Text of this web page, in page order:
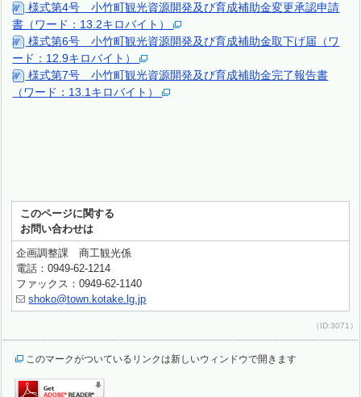
様式第4号 小竹町観光資源開発及び育成補助金変更承認申請
書（ワード：13.2キロバイト）
様式第6号 小竹町観光資源開発及び育成補助金取下げ届（ワ
ード：12.9キロバイト）
様式第7号 小竹町観光資源開発及び育成補助金完了報告書
（ワード：13.1キロバイト）
このページに関する
お問い合わせは
企画調整課 商工観光係
電話：0949-62-1214
ファックス：0949-62-1140
shoko@town.kotake.lg.jp
（ID:3071）
このマークがついているリンクは新しいウィンドウで開きます